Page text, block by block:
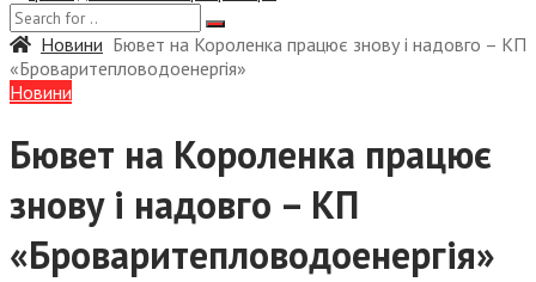
Новини Бювет на Короленка працює знову і надовго – КП
«Броваритепловодоенергія»
Новини
Бювет на Короленка працює
знову і надовго – КП
«Броваритепловодоенергія»